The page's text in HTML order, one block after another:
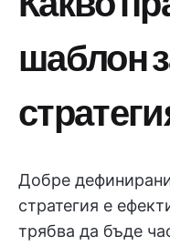
шаблон
Добре
стратегия е
трябва да бъде